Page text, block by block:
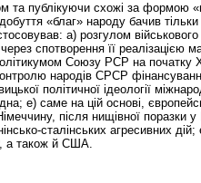
та публікуючи схожі за формою
«благ» народу бачив
а) розгулом
спотворення її реалізацією
Союзу РСР на початку
народів СРСР
політичної ідеології
е) саме на цій основі,
після нищівної поразки
сталінських агресивних
а також й США.